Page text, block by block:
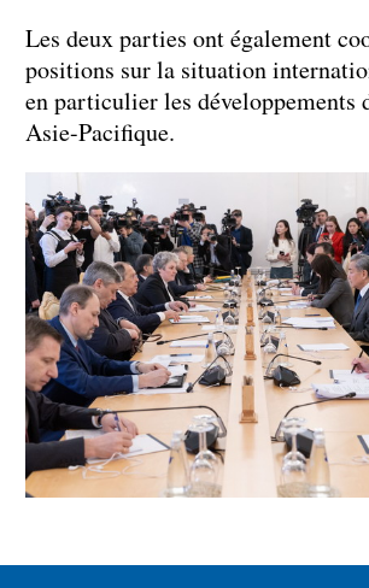
Les deux parties ont également
positions sur la situation
en particulier les développements
Asie-Pacifique.